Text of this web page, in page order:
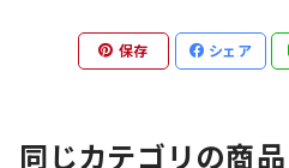
保存 シェア
同じカテゴリの商品